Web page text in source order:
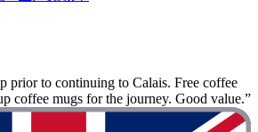
prior to continuing to Calais. Free coffee
coffee mugs for the journey. Good value.”